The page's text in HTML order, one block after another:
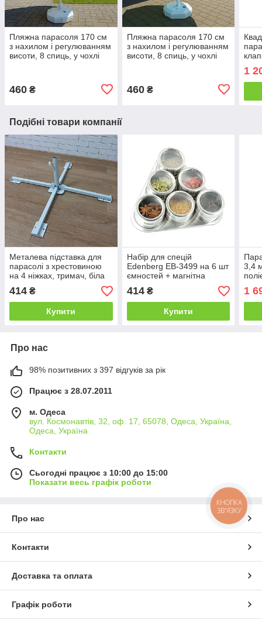
Пляжна парасоля 170 см
з нахилом і регулюванням
висоти, 8 спиць, у чохлі
460 ₴
Пляжна парасоля 170 см
з нахилом і регулюванням
висоти, 8 спиць, у чохлі
460₴
1
Подібні товари компанії
Металева підставка для
парасолі з хрестовиною
на 4 ніжках, тримач, біла
414 ₴
Купити
Набір для спецій
Edenberg EB-3499 на 6 шт
ємностей + магнітна
підставка
414₴
Купити
3,4
1
Про нас
98% позитивних з 397 відгуків за рік
Працює з 28.07.2011
м. Одеса
вул. Космонавтів, 32, оф. 17, 65078, Одеса, Україна,
Одеса, Україна
Контакти
Сьогодні працює з 10:00 до 15:00
Показати весь графік роботи
Про нас
Контакти
Доставка та оплата
Графік роботи
КНОПКА
ЗВ'ЯЗКУ